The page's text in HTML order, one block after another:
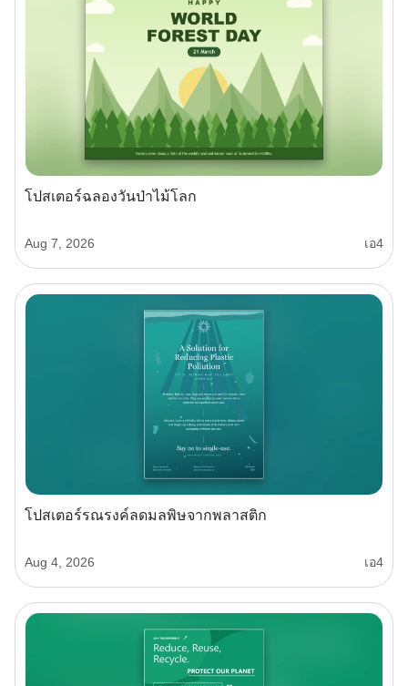
โปสเตอร์ฉลองวันป่าไม้โลก
Aug 7, 2026 เอ4
โปสเตอร์รณรงค์ลดมลพิษจากพลาสติก
Aug 4, 2026 เอ4